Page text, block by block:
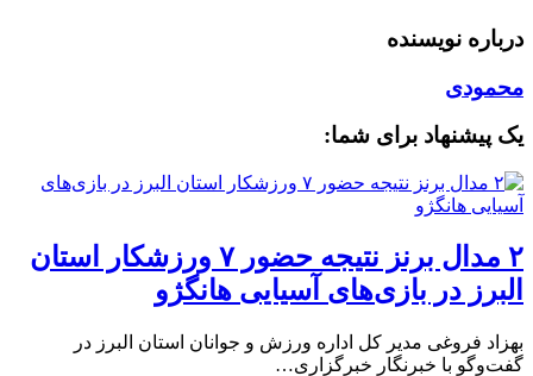
درباره نویسنده
محمودی
یک پیشنهاد برای شما:
۲ مدال برنز نتیجه حضور ۷ ورزشکار استان
البرز در بازی‌های آسیایی هانگژو
بهزاد فروغی مدیر کل اداره ورزش و جوانان استان البرز در
گفت‌وگو با خبرنگار خبرگزاری…